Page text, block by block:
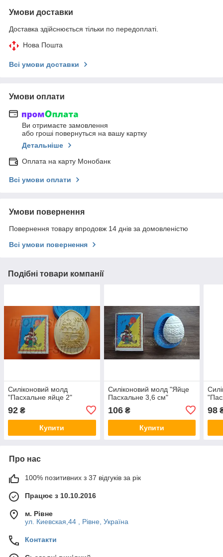
Умови доставки
Доставка здійснюється тільки по передоплаті.
Нова Пошта
Всі умови доставки
Умови оплати
Ви отримаєте замовлення
або гроші повернуться на вашу картку
Детальніше
Оплата на карту Монобанк
Всі умови оплати
Умови повернення
Повернення товару впродовж 14 днів за домовленістю
Всі умови повернення
Подібні товари компанії
Силіконовий молд
"Пасхальне яйце 2"
92 ₴
Купити
Силіконовий молд "Яйце
Пасхальне 3,6 см"
106₴
Купити
98
Про нас
100% позитивних з 37 відгуків за рік
Працює з 10.10.2016
м. Рівне
ул. Киевская,44 , Рівне, Україна
Контакти